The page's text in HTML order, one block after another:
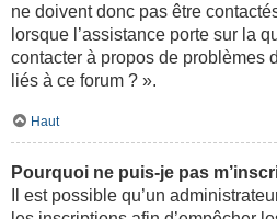
ne doivent donc pas être
lorsque l’assistance porte sur la
contacter à propos de problèmes
liés à ce forum ? ».
Haut
Pourquoi ne puis-je pas
Il est possible qu’un